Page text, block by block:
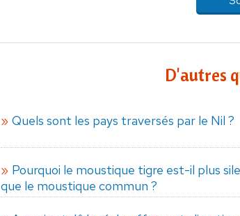
D'autres
Quels sont les pays traversés par le Nil ?
Pourquoi le moustique tigre est-il plus
que le moustique commun ?